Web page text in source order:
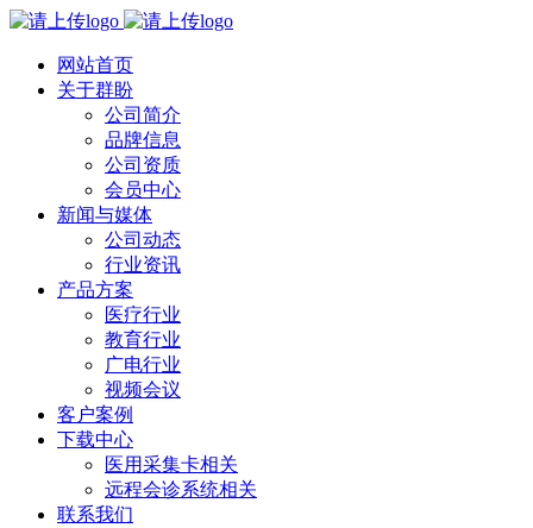
网站首页
关于群盼
公司简介
品牌信息
公司资质
会员中心
新闻与媒体
公司动态
行业资讯
产品方案
医疗行业
教育行业
广电行业
视频会议
客户案例
下载中心
医用采集卡相关
远程会诊系统相关
联系我们